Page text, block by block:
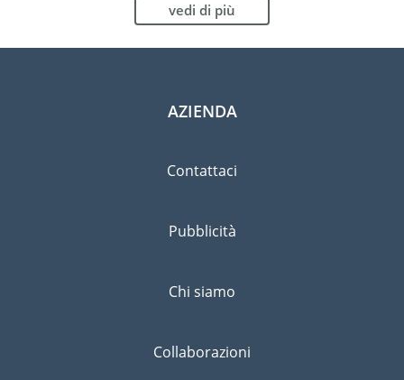
Scegli la compagnia di traslochi più adatta ad
organizzare il tuo trasferimento a San Paolo
Eliminare il rischio non è possibile quindi un'assicurazione
vedi di più
AZIENDA
Contattaci
Pubblicità
Chi siamo
Collaborazioni